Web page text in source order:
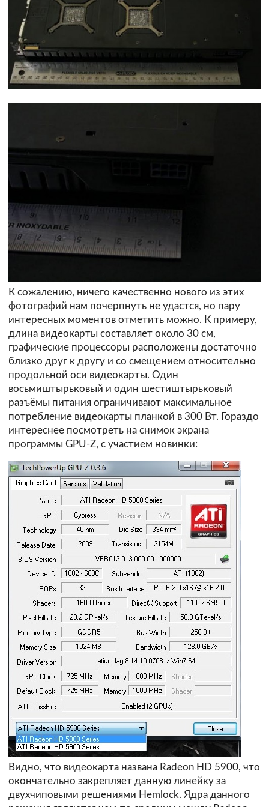
К сожалению, ничего качественно нового из этих
фотографий нам почерпнуть не удастся, но пару
интересных моментов отметить можно. К примеру,
длина видеокарты составляет около 30 см,
графические процессоры расположены достаточно
близко друг к другу и со смещением относительно
продольной оси видеокарты. Один
восьмиштырьковый и один шестиштырьковый
разъёмы питания ограничивают максимальное
потребление видеокарты планкой в 300 Вт. Гораздо
интереснее посмотреть на снимок экрана
программы GPU-Z, с участием новинки:
Видно, что видеокарта названа Radeon HD 5900, что
окончательно закрепляет данную линейку за
двухчиповыми решениями Hemlock. Ядра данного